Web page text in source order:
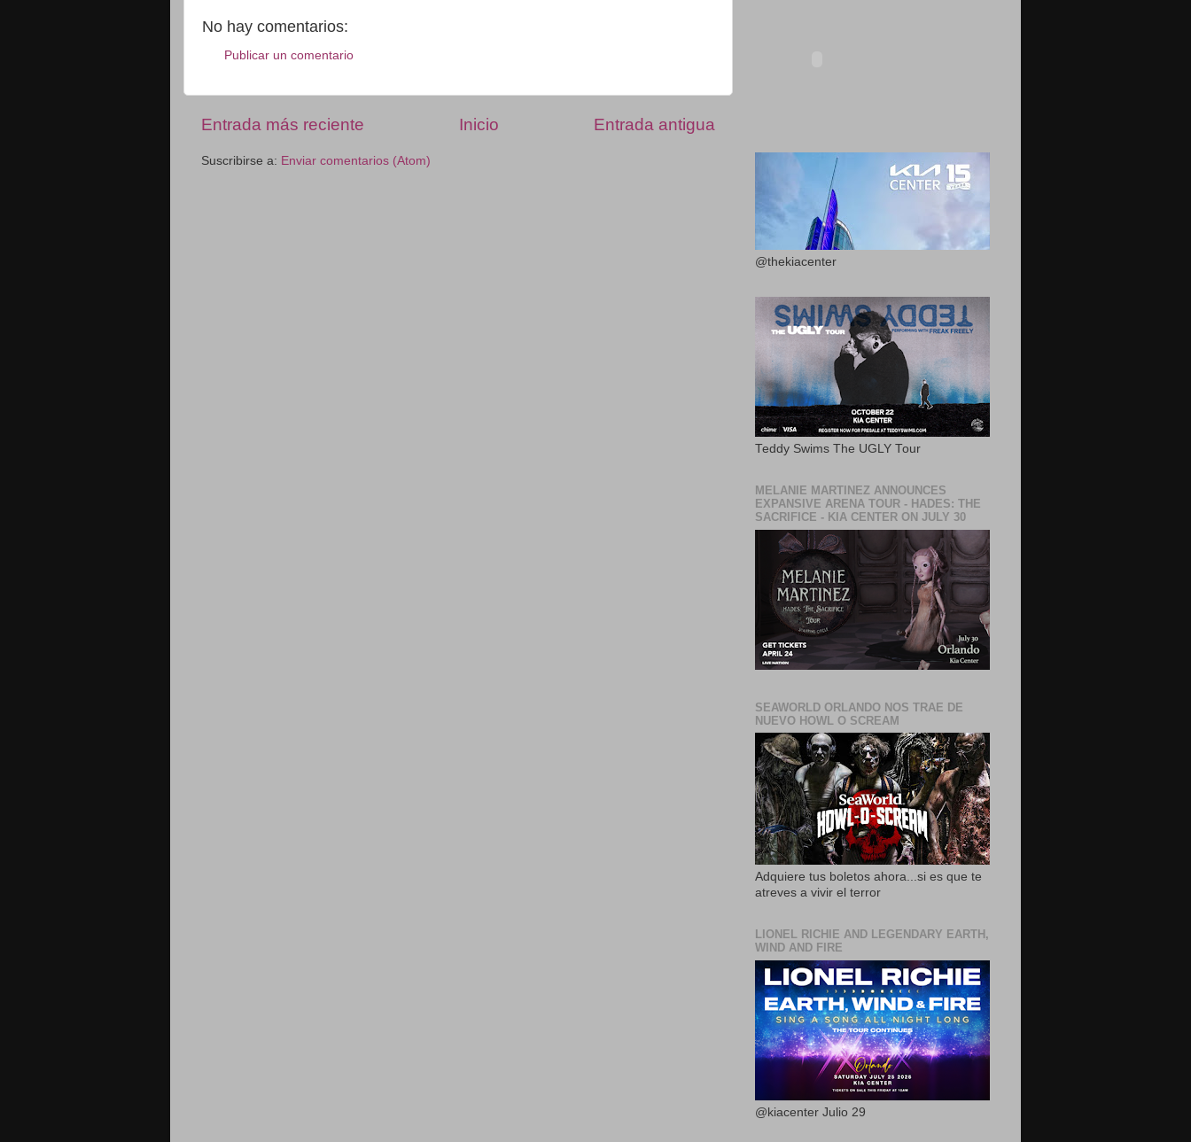
No hay comentarios:
Publicar un comentario
Entrada más reciente Entrada antigua
Inicio
Suscribirse a: Enviar comentarios (Atom)
@thekiacenter
Teddy Swims The UGLY Tour
MELANIE MARTINEZ ANNOUNCES
EXPANSIVE ARENA TOUR - HADES: THE
SACRIFICE - KIA CENTER ON JULY 30
SEAWORLD ORLANDO NOS TRAE DE
NUEVO HOWL O SCREAM
Adquiere tus boletos ahora...si es que te
atreves a vivir el terror
LIONEL RICHIE AND LEGENDARY EARTH,
WIND AND FIRE
@kiacenter Julio 29